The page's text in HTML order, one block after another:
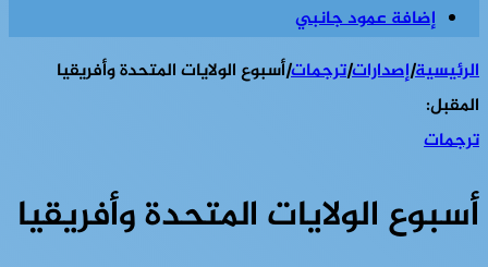
إضافة عمود جانبي
الرئيسية|إصدارات|ترجمات|أسبوع الولايات المتحدة وأفريقيا
المقبل:
ترجمات
أسبوع الولايات المتحدة وأفريقيا